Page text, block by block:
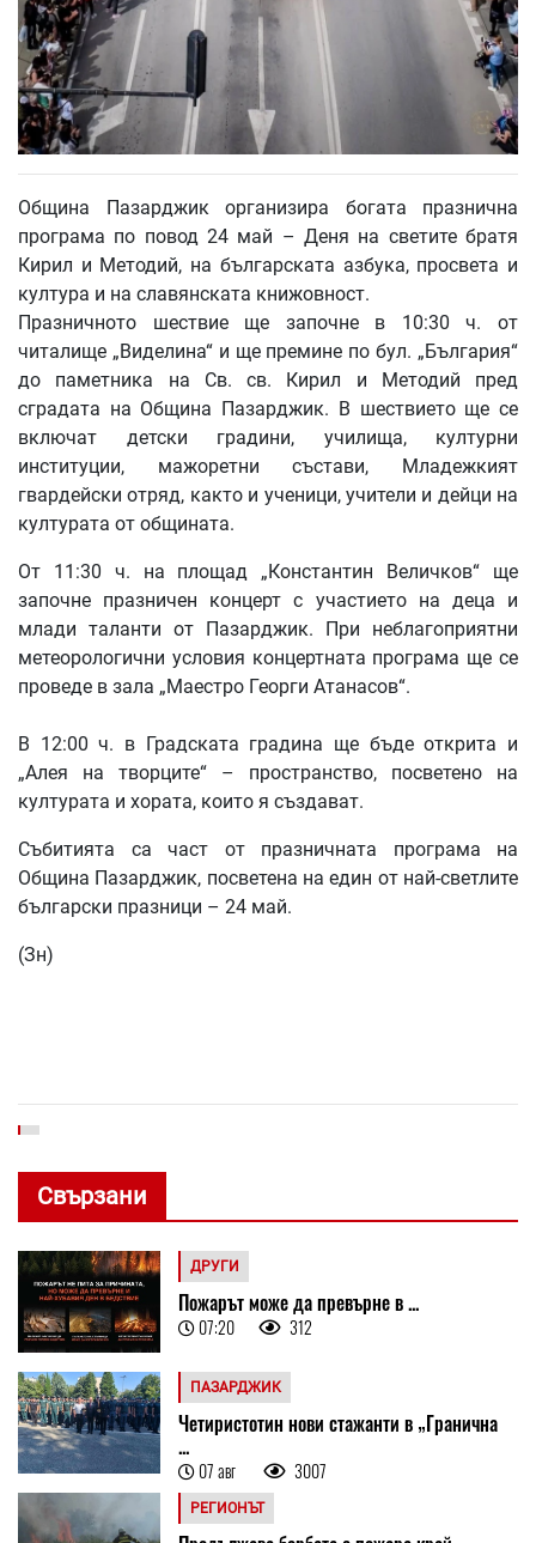
Община Пазарджик организира богата празнична
програма по повод 24 май – Деня на светите братя
Кирил и Методий, на българската азбука, просвета и
култура и на славянската книжовност.
Празничното шествие ще започне в 10:30 ч. от
читалище „Виделина“ и ще премине по бул. „България“
до паметника на Св. св. Кирил и Методий пред
сградата на Община Пазарджик. В шествието ще се
включат детски градини, училища, културни
институции, мажоретни състави, Младежкият
гвардейски отряд, както и ученици, учители и дейци на
културата от общината.
От 11:30 ч. на площад „Константин Величков“ ще
започне празничен концерт с участието на деца и
млади таланти от Пазарджик. При неблагоприятни
метеорологични условия концертната програма ще се
проведе в зала „Маестро Георги Атанасов“.
В 12:00 ч. в Градската градина ще бъде открита и
„Алея на творците“ – пространство, посветено на
културата и хората, които я създават.
Събитията са част от празничната програма на
Община Пазарджик, посветена на един от най-светлите
български празници – 24 май.
(Зн)
Свързани
ДРУГИ
Пожарът може да превърне в ...
07:20 312
ПАЗАРДЖИК
Четиристотин нови стажанти в „Гранична
...
07 авг 3007
РЕГИОНЪТ